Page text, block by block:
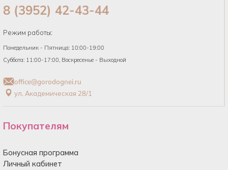
8 (3952) 42-43-44
Режим работы:
Понедельник - Пятница: 10:00-19:00
Суббота: 11:00-17:00, Воскресенье - Выходной
office@gorodognei.ru
ул. Академическая 28/1
Покупателям
Бонусная программа
Личный кабинет